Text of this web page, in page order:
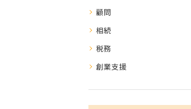
顧問
相続
税務
創業支援